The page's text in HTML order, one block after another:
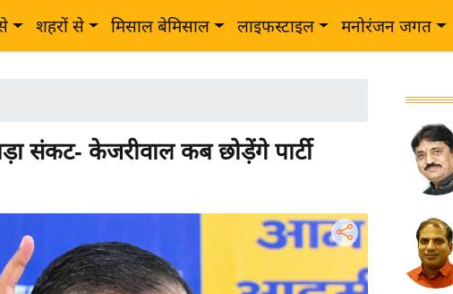
शहरों से मिसाल बेमिसाल लाइफस्टाइल मनोरंजन जगत
संकट- केजरीवाल कब छोड़ेंगे पार्टी